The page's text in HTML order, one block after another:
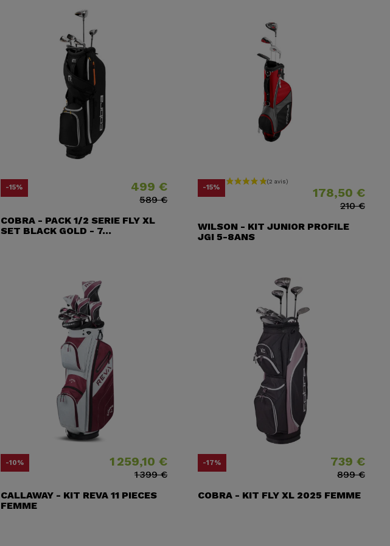
-15% 499 €
Prix ​​habituel
589 €
COBRA - PACK 1/2 SERIE FLY XL
SET BLACK GOLD - 7...
-15% Prix 178,50 €
Prix ​​habituel
210 €
WILSON - KIT JUNIOR PROFILE
JGI 5-8ANS
-10% 1 259,10 €
Prix ​​habituel
1 399 €
CALLAWAY - KIT REVA 11 PIECES
FEMME
-17% 739 €
Prix ​​habituel
899 €
COBRA - KIT FLY XL 2025 FEMME